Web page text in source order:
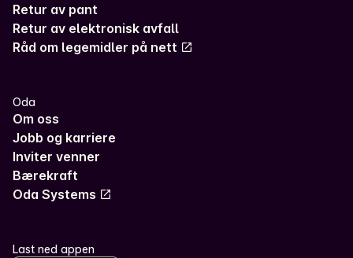
Retur av pant
Retur av elektronisk avfall
Råd om legemidler på nett
Oda
Om oss
Jobb og karriere
Inviter venner
Bærekraft
Oda Systems
Last ned appen